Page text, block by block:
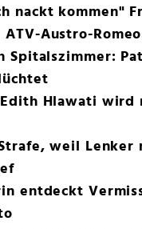
nackt kommen"
Austro-
Spitalszimmer:
Hlawati wird
weil Lenker
entdeckt